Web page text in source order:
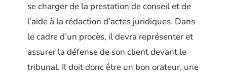
se charger de la prestation de conseil et de
l’aide à la rédaction d’actes juridiques. Dans
le cadre d’un procès, il devra représenter et
assurer la défense de son client devant le
tribunal. Il doit donc être un bon orateur, une